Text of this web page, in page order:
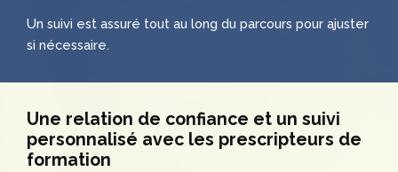
Un suivi est assuré tout au long du parcours pour ajuster
si nécessaire.
Une relation de confiance et un suivi
personnalisé avec les prescripteurs de
formation